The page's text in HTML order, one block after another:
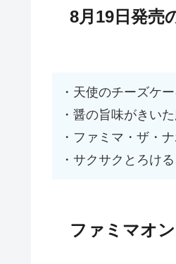
8月19日発売
・天使のチーズケ
・醤の旨味がきい
・ファミマ・ザ・
・サクサクとろけ
ファミマオ